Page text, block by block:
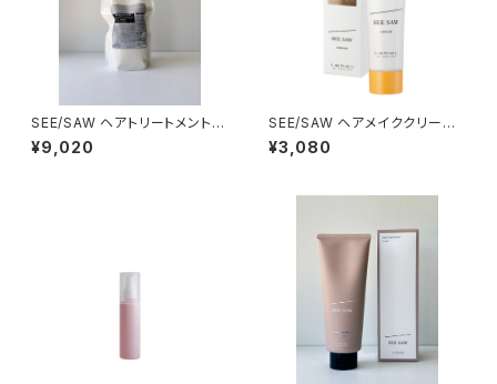
SEE/SAW ヘアトリートメントB
ALANCE 800ml (REFILL)
¥9,020
SEE/SAW ヘアメイククリーム
60g
¥3,080